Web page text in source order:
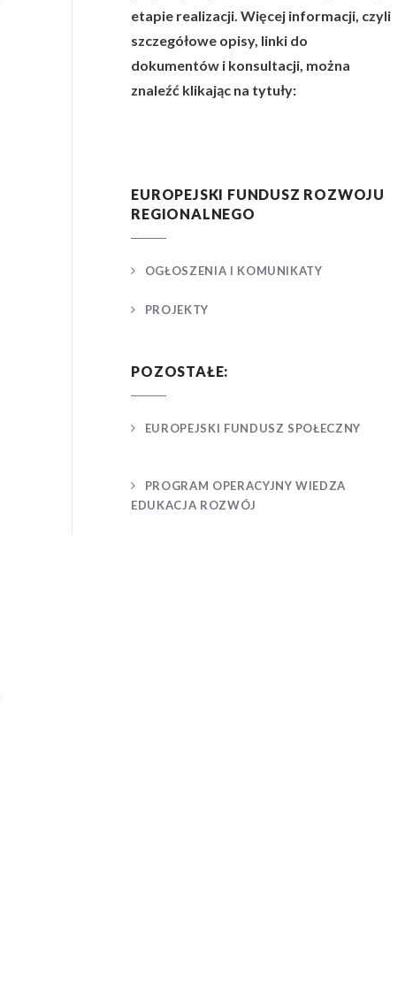
etapie realizacji. Więcej informacji, czyli
szczegółowe opisy, linki do
dokumentów i konsultacji, można
znaleźć klikając na tytuły:
EUROPEJSKI FUNDUSZ ROZWOJU
REGIONALNEGO
OGŁOSZENIA I KOMUNIKATY
PROJEKTY
POZOSTAŁE:
EUROPEJSKI FUNDUSZ SPOŁECZNY
PROGRAM OPERACYJNY WIEDZA
EDUKACJA ROZWÓJ